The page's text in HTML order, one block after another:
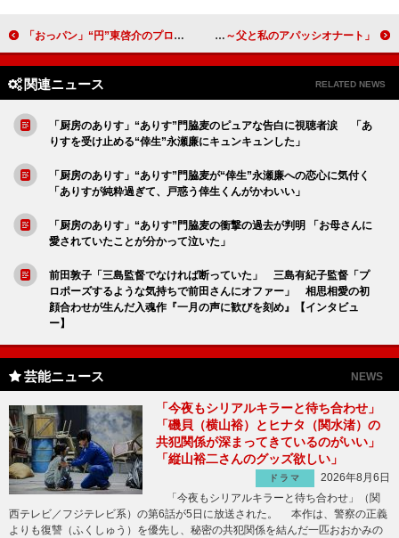
「おっパン」“円”東啓介のプロポーズに視聴者感激 「2人が尊過ぎる」「永遠に見ていられる」 「さよならマエストロ～父と私のアパッシオナート～」「當真あみのバイオリンがすごい」「柄本明が素晴らしかった」
関連ニュース RELATED NEWS
「厨房のありす」“ありす”門脇麦のピュアな告白に視聴者涙 「あ
りすを受け止める“倖生”永瀬廉にキュンキュンした」
「厨房のありす」“ありす”門脇麦が“倖生”永瀬廉への恋心に気付く
「ありすが純粋過ぎて、戸惑う倖生くんがかわいい」
「厨房のありす」“ありす”門脇麦の衝撃の過去が判明 「お母さんに
愛されていたことが分かって泣いた」
前田敦子「三島監督でなければ断っていた」 三島有紀子監督「プ
ロポーズするような気持ちで前田さんにオファー」 相思相愛の初
顔合わせが生んだ入魂作『一月の声に歓びを刻め』【インタビュ
ー】
芸能ニュース NEWS
「今夜もシリアルキラーと待ち合わせ」
「磯貝（横山裕）とヒナタ（関水渚）の
共犯関係が深まってきているのがいい」
「縦山裕二さんのグッズ欲しい」
ドラマ
2026年8月6日
「今夜もシリアルキラーと待ち合わせ」（関
西テレビ／フジテレビ系）の第6話が5日に放送された。 本作は、警察の正義
よりも復讐（ふくしゅう）を優先し、秘密の共犯関係を結んだ一匹おおかみの